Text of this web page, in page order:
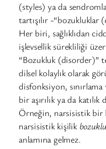
(styles) ya da
tartışılır -“bozukluklar
Her biri, sağlıklıdan
işlevsellik sürekliliği
“Bozukluk (disorder)”
dilsel kolaylık olarak
disfonksiyon, sınırlama
bir aşırılık ya da
Örneğin, narsisistik bir
narsisistik kişilik
anlamına gelmez.